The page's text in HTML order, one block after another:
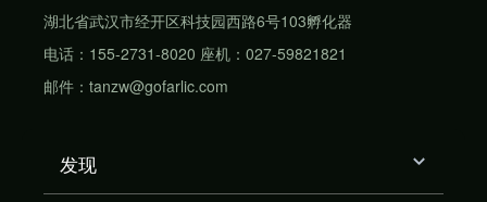
湖北省武汉市经开区科技园西路6号103孵化器
电话：155-2731-8020 座机：027-59821821
邮件：tanzw@gofarlic.com
发现